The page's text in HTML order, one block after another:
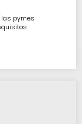
pymes